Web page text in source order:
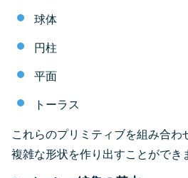
球体
円柱
平面
トーラス
これらのプリミティブを組み合わ
複雑な形状を作り出すことができ